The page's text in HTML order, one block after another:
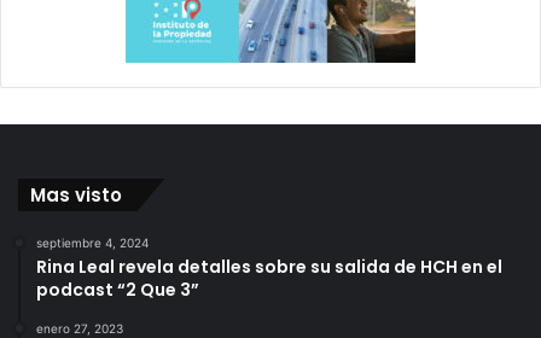
Mas visto
septiembre 4, 2024
Rina Leal revela detalles sobre su salida de HCH en el
podcast “2 Que 3”
enero 27, 2023